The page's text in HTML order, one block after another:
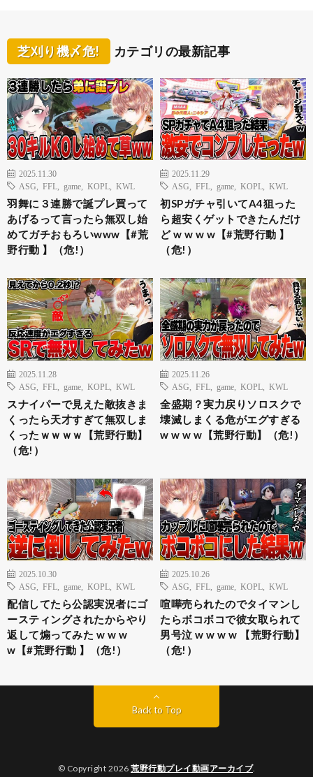
芝刈り機〆危! カテゴリの最新記事
2025.11.30
ASG
FFL game KOPL KWL
羽舞に３連勝で誕プレ買って
あげるって言ったら無双し始
めてガチおもろいwww【#荒
野行動 】（危!）
2025.11.29
ASG
FFL game KOPL KWL
初SPガチャ引いてA4狙った
ら超安くゲットできたんだけ
ど w w w w【#荒野行動 】
（危!）
2025.11.28
ASG
FFL game KOPL KWL
スナイパーで見えた敵抜きま
くったら天才すぎて無双しま
くったｗｗｗｗ【荒野行動】
（危!）
2025.11.26
ASG
FFL game KOPL KWL
全盛期？実力戻りソロスクで
壊滅しまくる危がエグすぎる
w w w w【荒野行動】（危!）
2025.10.30
ASG
FFL game KOPL KWL
配信してたら公認実況者にゴ
ースティングされたからやり
返して煽ってみた w w w
w【#荒野行動 】（危!）
2025.10.26
ASG
FFL game KOPL KWL
喧嘩売られたのでタイマンし
たらボコボコで彼女取られて
男号泣 w w w w 【荒野行動】
（危!）
Back to Top
© Copyright 2026 荒野行動プレイ動画アーカイブ.